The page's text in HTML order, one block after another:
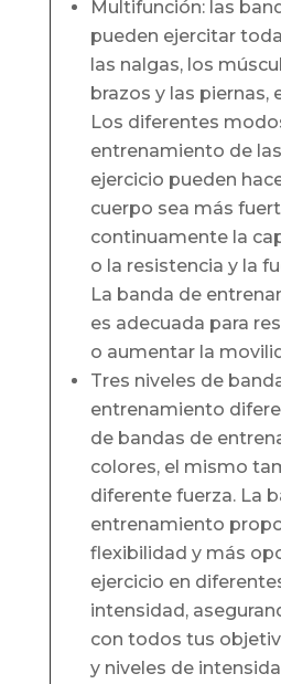
Multifunción: las
pueden ejercitar
las nalgas, los
brazos y las piernas,
Los diferentes
entrenamiento de
ejercicio pueden
cuerpo sea más
continuamente la
o la resistencia y la
La banda de
es adecuada para
o aumentar la
Tres niveles de
entrenamiento
de bandas de
colores, el mismo
diferente fuerza. La
entrenamiento
flexibilidad y más
ejercicio en
intensidad,
con todos tus
y niveles de